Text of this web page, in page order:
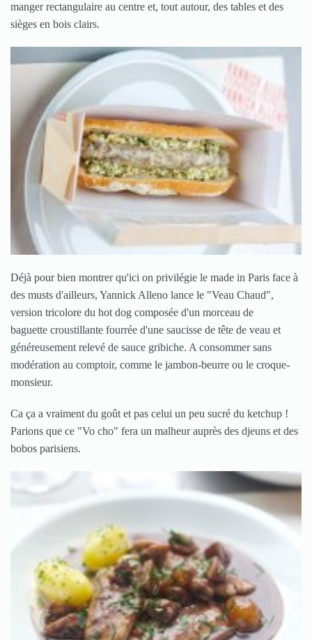
manger rectangulaire au centre et, tout autour, des tables et des
sièges en bois clairs.
Déjà pour bien montrer qu'ici on privilégie le made in Paris face à
des musts d'ailleurs, Yannick Alleno lance le "Veau Chaud",
version tricolore du hot dog composée d'un morceau de
baguette croustillante fourrée d'une saucisse de tête de veau et
généreusement relevé de sauce gribiche. A consommer sans
modération au comptoir, comme le jambon-beurre ou le croque-
monsieur.
Ca ça a vraiment du goût et pas celui un peu sucré du ketchup !
Parions que ce "Vo cho" fera un malheur auprès des djeuns et des
bobos parisiens.